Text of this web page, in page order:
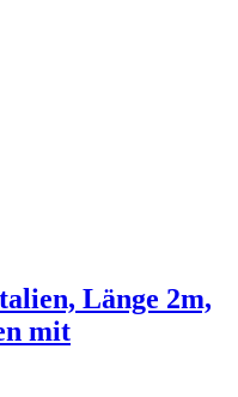
Länge 2m,
mit